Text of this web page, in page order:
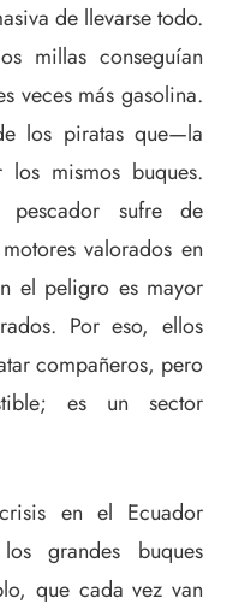
de llevarse todo.
millas conseguían
veces más gasolina.
los piratas que—la
mismos buques.
pescador sufre de
valorados en
el peligro es mayor
Por eso, ellos
compañeros, pero
es un sector
en el Ecuador
grandes buques
que cada vez van